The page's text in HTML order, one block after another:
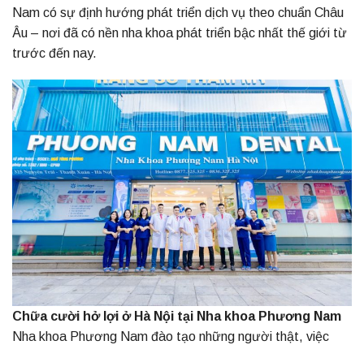
Nam có sự định hướng phát triển dịch vụ theo chuẩn Châu
Âu – nơi đã có nền nha khoa phát triển bậc nhất thế giới từ
trước đến nay.
Chữa cười hở lợi ở Hà Nội tại Nha khoa Phương Nam
Nha khoa Phương Nam đào tạo những người thật, việc